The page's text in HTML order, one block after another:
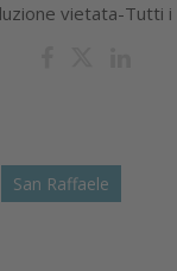
vietata-Tutti
San Raffaele